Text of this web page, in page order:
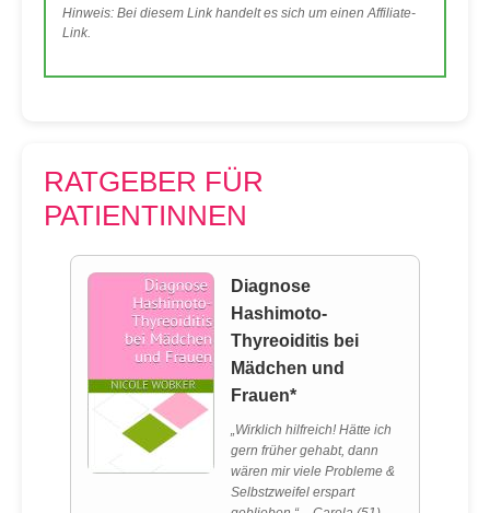
Hinweis: Bei diesem Link handelt es sich um einen Affiliate-
Link.
RATGEBER FÜR
PATIENTINNEN
Diagnose
Hashimoto-
Thyreoiditis bei
Mädchen und
Frauen*
„Wirklich hilfreich! Hätte ich
gern früher gehabt, dann
wären mir viele Probleme &
Selbstzweifel erspart